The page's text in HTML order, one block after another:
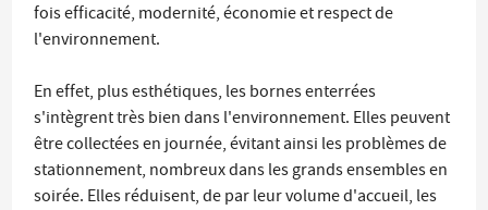
fois efficacité, modernité, économie et respect de
l'environnement.
En effet, plus esthétiques, les bornes enterrées
s'intègrent très bien dans l'environnement. Elles peuvent
être collectées en journée, évitant ainsi les problèmes de
stationnement, nombreux dans les grands ensembles en
soirée. Elles réduisent, de par leur volume d'accueil, les